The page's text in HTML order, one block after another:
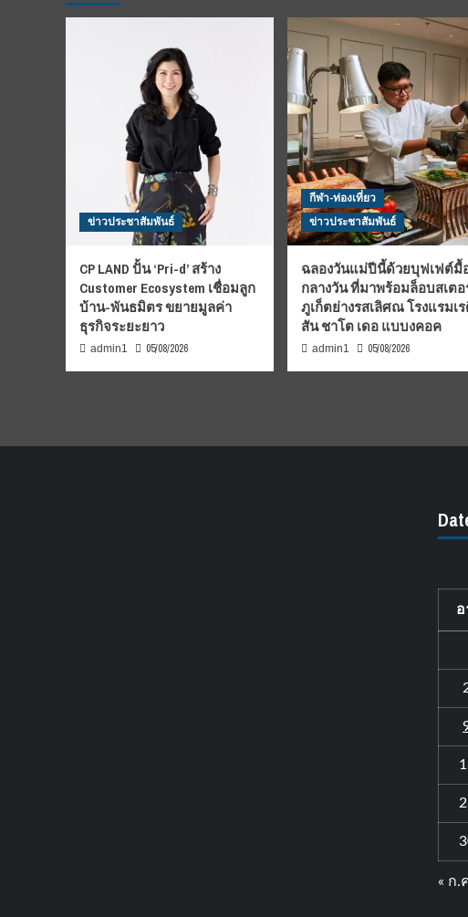
ข่าวประชาสัมพันธ์
CP LAND ปั้น ‘Pri-d’ สร้าง
Customer Ecosystem เชื่อมลูก
บ้าน-พันธมิตร ขยายมูลค่า
ธุรกิจระยะยาว
admin1 05/08/2026
กีฬา-ท่องเที่ยว
ข่าวประชาสัมพันธ์
ฉลองวันแม่ปีนี้ด้วยบุฟเฟต์มื้
กลางวัน ที่มาพร้อมล็อบสเตอ
ภูเก็ตย่างรสเลิศณ โรงแรมเ
สัน ชาโต เดอ แบบงคอค
admin1 05/08/2026
อ
« ก.